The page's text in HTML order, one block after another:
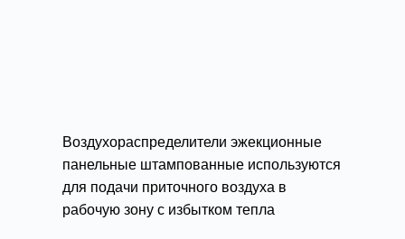
Воздухораспределители эжекционные
панельные штампованные используются
для подачи приточного воздуха в
рабочую зону с избытком тепла